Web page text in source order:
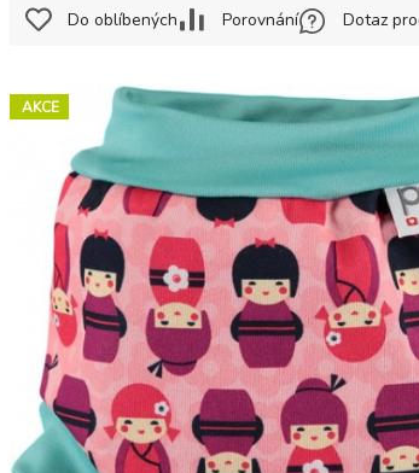
AKCE
Do oblíbených Porovnání Dotaz